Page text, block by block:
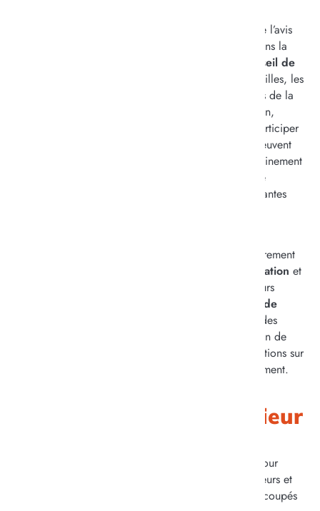
Lépine met un point d’honneur à prendre en compte l’avis
de ses résidents à travers une instance essentielle dans la
Conseil de
, est un pilier pour les usagers, les familles, les
résidents et les professionnels des différents services de la
structure. Elle constitue un espace vivant d’expression,
d’écoute et de dialogue, permettant à chacun de participer
activement à la vie de Lépine. Ainsi, les résidents peuvent
venir y participer et se présenter, les impliquants pleinement
dans l’établissement. Ce conseil permet, à terme, de
recueillir les suggestions et les avis des parties prenantes
d’écoute des résidents, leur participation est régulièrement
restauration et
, où ils peuvent partager leurs idées et leurs
questionnaires de
sont administrés chaque année auprès des
résidents volontaires et en capacité de répondre, afin de
recueillir leurs retours, témoignages et recommandations sur
les différents aspects de la vie au sein de l’établissement.
L’ouverture vers l’extérieur
L’ouverture des EHPAD sur l’extérieur est essentiel pour
l’accompagnement des résidents. Accueillir les visiteurs et
créer des échanges leur permet de ne pas se sentir coupés